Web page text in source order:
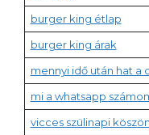
burger king étlap
burger king árak
mennyi idő után hat a
mi a whatsapp
vicces szülinapi